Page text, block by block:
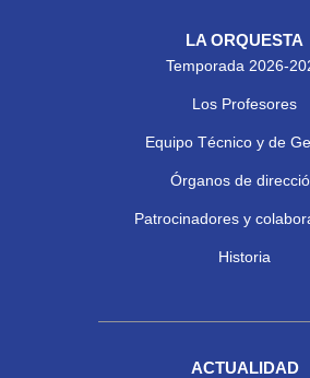
LA ORQUESTA
Temporada 2026-
Los Profesores
Equipo Técnico y de
Órganos de
Patrocinadores y
Historia
ACTUALIDAD